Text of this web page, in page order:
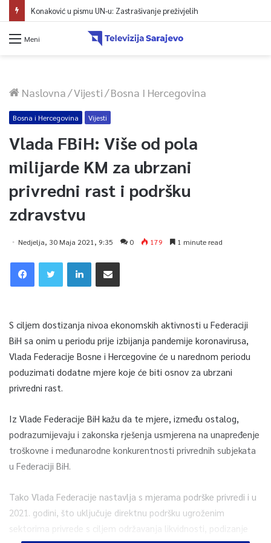
Konaković u pismu UN-u: Zastrašivanje preživjelih
Meni
Naslovna/Vijesti/Bosna I Hercegovina
Bosna i Hercegovina Vijesti
Vlada FBiH: Više od pola
milijarde KM za ubrzani
privredni rast i podršku
zdravstvu
Nedjelja, 30 Maja 2021, 9:35 0 179 1 minute read
S ciljem dostizanja nivoa ekonomskih aktivnosti u Federaciji
BiH sa onim u periodu prije izbijanja pandemije koronavirusa,
Vlada Federacije Bosne i Hercegovine će u narednom periodu
poduzimati dodatne mjere koje će biti osnov za ubrzani
privredni rast.
Iz Vlade Federacije BiH kažu da te mjere, između ostalog,
podrazumijevaju i zakonska rješenja usmjerena na unapređenje
troškovne i međunarodne konkurentnosti privrednih subjekata
u Federaciji BiH.
Tako Vlada Federacije nastavlja s mjerama podrške privredi i u
2021. godini, što uključuje direktnu podršku ugroženim
sektorima privrede s ciljem održavanja likvidnosti, podizanje